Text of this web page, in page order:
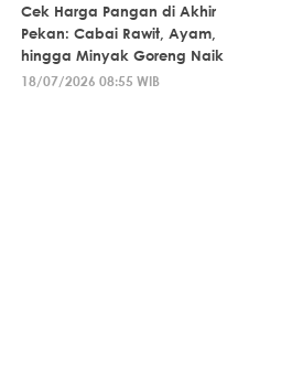
Cek Harga Pangan di Akhir
Pekan: Cabai Rawit, Ayam,
hingga Minyak Goreng Naik
18/07/2026 08:55 WIB